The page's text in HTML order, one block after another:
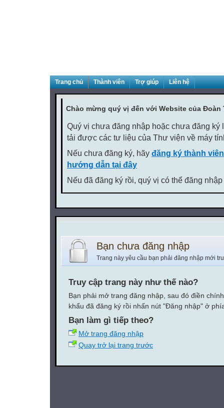
Trang chủ Thành viên Trợ giúp Liên hệ
Chào mừng quý vị đến với Website của Đoàn
Quý vị chưa đăng nhập hoặc chưa đăng ký
tải được các tư liệu của Thư viện về máy
Nếu chưa đăng ký, hãy đăng ký thành
hướng dẫn tại đây
Nếu đã đăng ký rồi, quý vị có thể đăng
Bạn chưa đăng nhập
Trang này yêu cầu bạn phải đăng nhập mới
Truy cập trang này như thế nào?
Bạn phải mở trang đăng nhập, sau đó điền
khẩu đã đăng ký rồi nhấn nút "Đăng nhập" ở
Bạn làm gì tiếp theo?
Mở trang đăng nhập
Quay trở lại trang trước